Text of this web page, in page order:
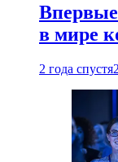
в мире
2 года спустя